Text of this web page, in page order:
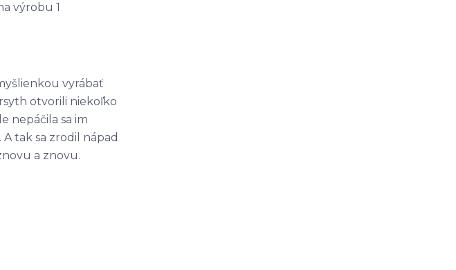
výrobu 1
vyrábať
otvorili niekoľko
nepáčila sa im
tak sa zrodil nápad
a znovu.